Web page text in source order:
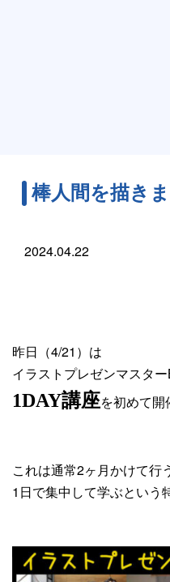
棒人間を描き
2024.04.22
昨日（4/21）は
イラストプレゼンマスタ
1DAY講座を初めて開
これは通常2ヶ月かけて行
1日で集中して学ぶという